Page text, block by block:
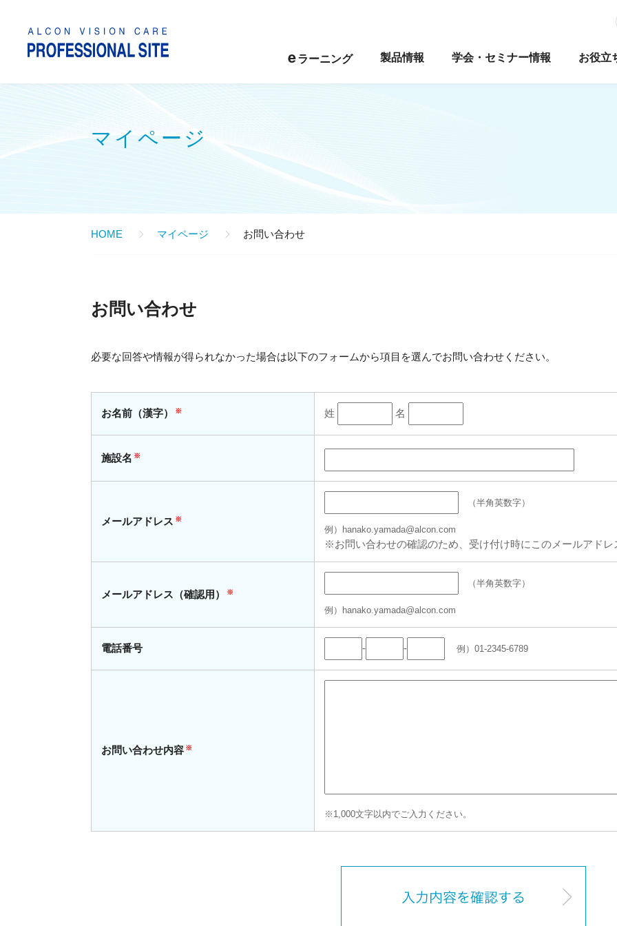
eラーニング 製品情報 学会・セミナー情報 お役立
マイページ
HOME マイページ お問い合わせ
お問い合わせ
必要な回答や情報が得られなかった場合は以下のフォームから項目を選んでお問い合わせください。
お名前 （漢字） ※ 姓 名
施設名 ※
メールアドレス ※
（半角英数字）
例）hanako.yamada@alcon.com
※お問い合わせの確認のため、受け付け時にこのメールアドレ
メールアドレス（確認用） ※
（半角英数字）
例）hanako.yamada@alcon.com
電話番号 - - 例）01-2345-6789
お問い合わせ内容 ※
※1,000文字以内でご入力ください。